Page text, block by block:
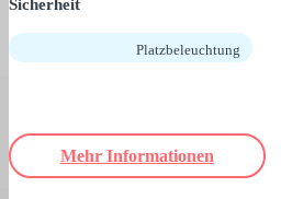
Sicherheit
Platzbeleuchtung
Mehr Informationen